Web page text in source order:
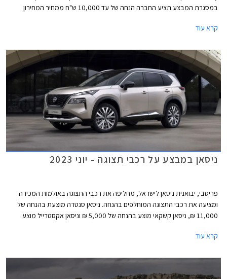
במסגרת המבצע תציע החברה הנחה של עד 10,000 ש"ח ממחיר המחירון
של עד 50% ברכישת אבזור נוסף בהתקנה מקומית.
קרא עוד
ניסאן במבצע על רכבי תצוגה - יוני 2023
פריסבי, יבואנית ניסאן לישראל, מחליפה את רכבי התצוגה באולמות המכירה
ומציעה את רכבי התצוגה המוחלפים בהנחה. ניסאן סנטרה מוצעת בהנחה של
11,000 ₪, ניסאן קשקאי מוצע בהנחה של 5,000 ₪ וניסאן אקסטרייל מוצע
ניסאן קשקאי וניסאן סנטרה.
קרא עוד